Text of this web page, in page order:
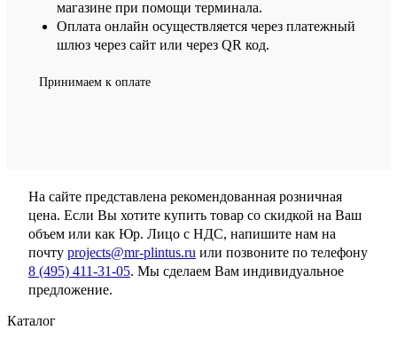
магазине при помощи терминала.
Оплата онлайн осуществляется через платежный
шлюз через сайт или через QR код.
Принимаем к оплате
На сайте представлена рекомендованная розничная
цена. Если Вы хотите купить товар со скидкой на Ваш
объем или как Юр. Лицо с НДС, напишите нам на
почту projects@mr-plintus.ru или позвоните по телефону
8 (495) 411-31-05. Мы сделаем Вам индивидуальное
предложение.
Каталог